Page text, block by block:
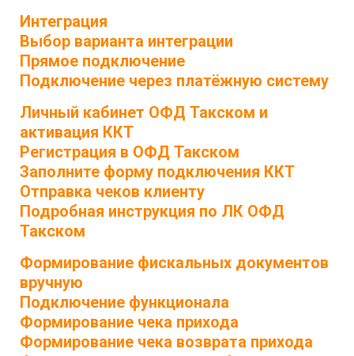
Интеграция
Выбор варианта интеграции
Прямое подключение
Подключение через платёжную систему
Личный кабинет ОФД Такском и
активация ККТ
Регистрация в ОФД Такском
Заполните форму подключения ККТ
Отправка чеков клиенту
Подробная инструкция по ЛК ОФД
Такском
Формирование фискальных документов
вручную
Подключение функционала
Формирование чека прихода
Формирование чека возврата прихода